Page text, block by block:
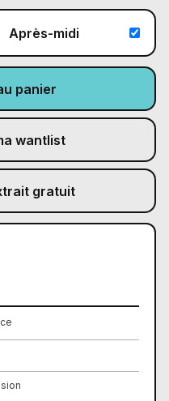
Après-midi
panier
wantlist
gratuit